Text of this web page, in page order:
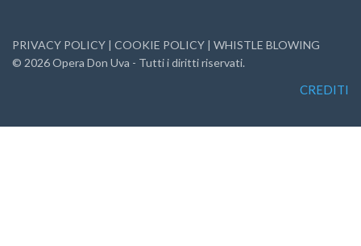
PRIVACY POLICY | COOKIE POLICY | WHISTLE BLOWING
© 2026Opera Don Uva - Tutti i diritti riservati.
CREDITI